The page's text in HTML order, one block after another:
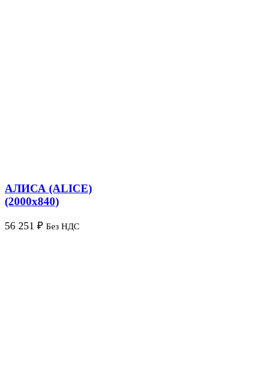
АЛИСА (ALICE)
(2000х840)
56 251 ₽ Без НДС